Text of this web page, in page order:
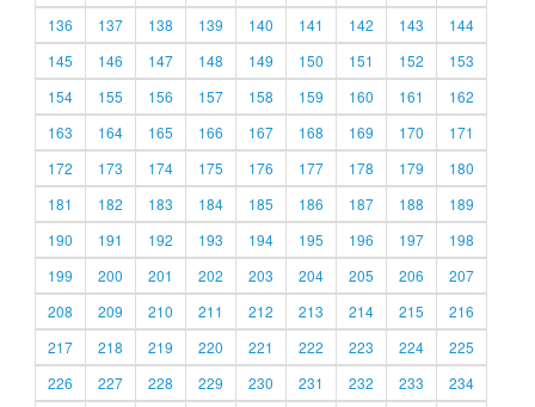
136
137 138 139 140 141 142 143
144
145
146 147 148 149 150 151 152
153
154
155 156 157 158 159 160 161
162
163
164 165 166 167 168 169 170
171
172
173 174 175 176 177 178 179
180
181
182 183 184 185 186 187 188
189
190
191 192 193 194 195 196 197
198
199
200 201 202 203 204 205 206
207
208
209 210 211 212 213 214 215
216
217
218 219 220 221 222 223 224
225
226
227 228 229 230 231 232 233
234